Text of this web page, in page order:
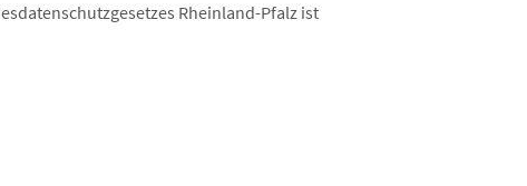
Rheinland-Pfalz ist